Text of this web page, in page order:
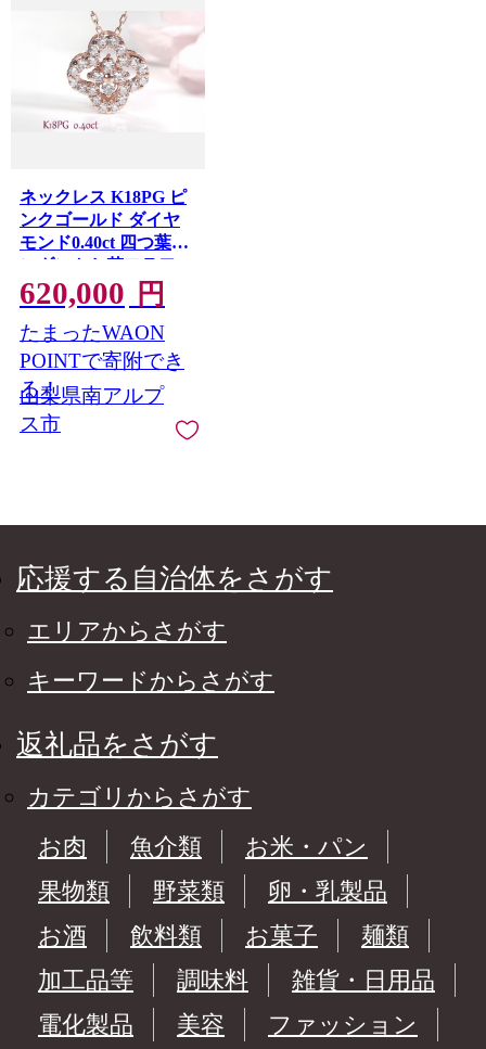
ネックレス K18PG ピ
ンクゴールド ダイヤ
モンド0.40ct 四つ葉ペ
ンダントお花フラワー
クローバージュエリー
山梨県 南アルプス市
【f170-k18pg-d】
ALPAZ201
620,000 円
たまったWAON
POINTで寄附でき
る！
山梨県南アルプ
ス市
応援する自治体をさがす
エリアからさがす
キーワードからさがす
返礼品をさがす
カテゴリからさがす
お肉
魚介類
お米・パン
果物類
野菜類
卵・乳製品
お酒
飲料類 お菓子
麺類
加工品等
調味料
雑貨・日用品
電化製品
美容
ファッション